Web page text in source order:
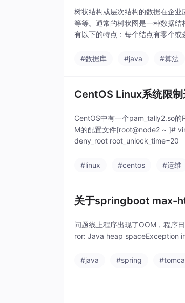
树状结构或层次结构的数据在企
等等。通常的树状图是一种数据
有以下的特点：每个结点有零个
#数据库
#java #算法
CentOS Linux系统限
CentOS中有一个pam_tally2.so的
M的配置文件[root@node2 ~ ]#
deny_root root_unlock_time=20
#linux #centos #运维
关于springboot max-
问题线上程序出现了OOM，程
ror: Java heap spaceException
#java #spring